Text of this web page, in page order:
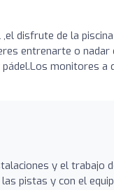
disfrute de la
entrenarte o nadar
monitores a
y el trabajo
pistas y con el